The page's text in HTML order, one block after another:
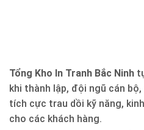
Tổng Kho In Tranh Bắc Ninh
khi thành lập, đội ngũ cán
tích cực trau dồi kỹ năng,
cho các khách hàng.